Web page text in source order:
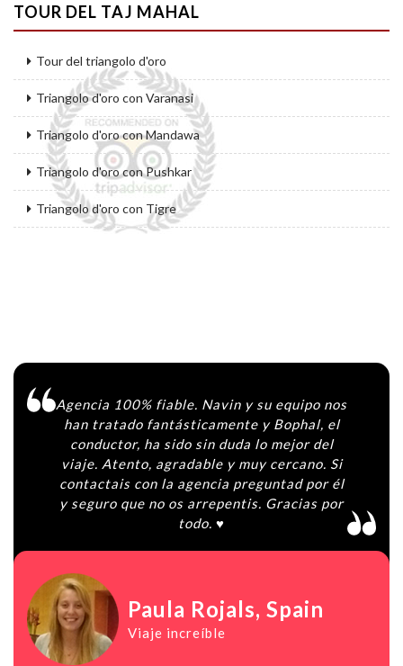
TOUR DEL TAJ MAHAL
Tour del triangolo d'oro
Triangolo d'oro con Varanasi
Triangolo d'oro con Mandawa
Triangolo d'oro con Pushkar
Triangolo d'oro con Tigre
Agencia 100% fiable. Navin y su equipo nos
han tratado fantásticamente y Bophal, el
conductor, ha sido sin duda lo mejor del
viaje. Atento, agradable y muy cercano. Si
contactais con la agencia preguntad por él
y seguro que no os arrepentis. Gracias por
todo. ♥️
Paula Rojals, Spain
Viaje increíble